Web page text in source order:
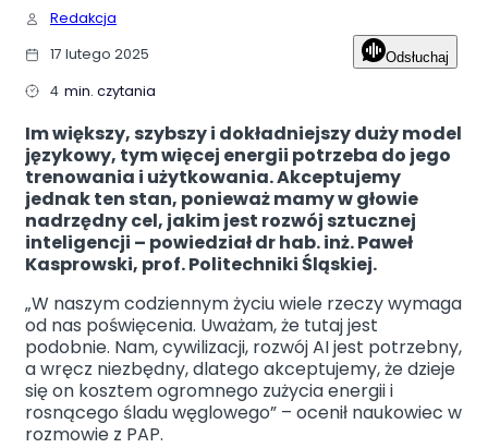
Facebook InstagramX
Redakcja
17 lutego 2025
4 min. czytania
Odsłuchaj
Im większy, szybszy i dokładniejszy duży model
językowy, tym więcej energii potrzeba do jego
trenowania i użytkowania. Akceptujemy
jednak ten stan, ponieważ mamy w głowie
nadrzędny cel, jakim jest rozwój sztucznej
inteligencji – powiedział dr hab. inż. Paweł
Kasprowski, prof. Politechniki Śląskiej.
„W naszym codziennym życiu wiele rzeczy wymaga
od nas poświęcenia. Uważam, że tutaj jest
podobnie. Nam, cywilizacji, rozwój AI jest potrzebny,
a wręcz niezbędny, dlatego akceptujemy, że dzieje
się on kosztem ogromnego zużycia energii i
rosnącego śladu węglowego” – ocenił naukowiec w
rozmowie z PAP.